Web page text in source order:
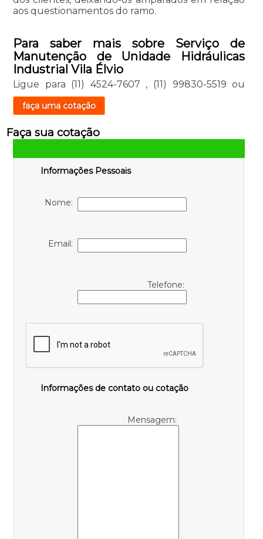
aos questionamentos do ramo.
Para saber mais sobre Serviço de
Manutenção de Unidade Hidráulicas
Industrial Vila Élvio
Ligue para (11) 4524-7607 , (11) 99830-5519 ou
faça uma cotação
Faça sua cotação
Informações Pessoais
Nome:
Email:
Telefone:
Informações de contato ou cotação
Mensagem: